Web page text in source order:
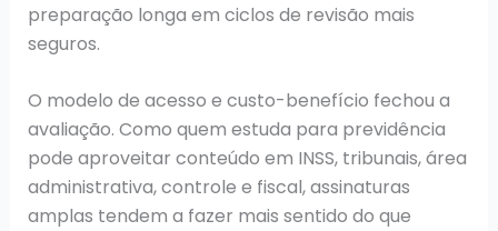
preparação longa em ciclos de revisão mais
seguros.
O modelo de acesso e custo-benefício fechou a
avaliação. Como quem estuda para previdência
pode aproveitar conteúdo em INSS, tribunais, área
administrativa, controle e fiscal, assinaturas
amplas tendem a fazer mais sentido do que